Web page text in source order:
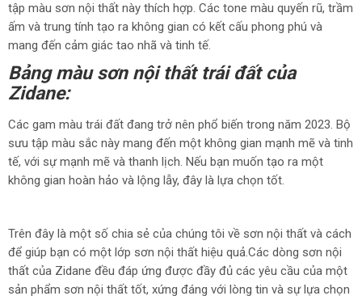
tập màu sơn nội thất này thích hợp. Các tone màu quyến rũ, trầm
ấm và trung tính tạo ra không gian có kết cấu phong phú và
mang đến cảm giác tao nhã và tinh tế.
Bảng màu sơn nội thất trái đất của
Zidane:
Các gam màu trái đất đang trở nên phổ biến trong năm 2023. Bộ
sưu tập màu sắc này mang đến một không gian mạnh mẽ và tinh
tế, với sự mạnh mẽ và thanh lịch. Nếu bạn muốn tạo ra một
không gian hoàn hảo và lộng lẫy, đây là lựa chọn tốt.
Trên đây là một số chia sẻ của chúng tôi về sơn nội thất và cách
để giúp bạn có một lớp sơn nội thất hiệu quả.Các dòng sơn nội
thất của Zidane đều đáp ứng được đầy đủ các yêu cầu của một
sản phẩm sơn nội thất tốt, xứng đáng với lòng tin và sự lựa chọn